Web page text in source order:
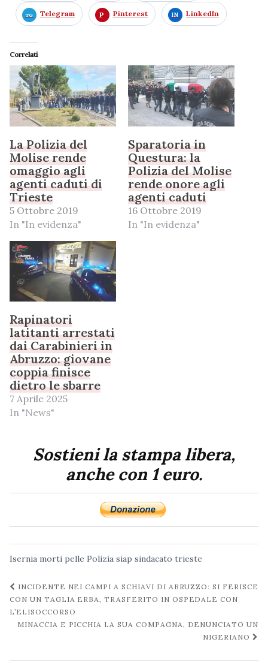
Telegram Pinterest LinkedIn
Correlati
La Polizia del
Molise rende
omaggio agli
agenti caduti di
Trieste
5 Ottobre 2019
In "In evidenza"
Sparatoria in
Questura: la
Polizia del Molise
rende onore agli
agenti caduti
16 Ottobre 2019
In "In evidenza"
Rapinatori
latitanti arrestati
dai Carabinieri in
Abruzzo: giovane
coppia finisce
dietro le sbarre
7 Aprile 2025
In "News"
Sostieni la stampa libera,
anche con 1 euro.
Isernia morti pelle Polizia siap sindacato trieste
Navigazione
post
INCIDENTE NEI CAMPI A SCHIAVI DI ABRUZZO: SI FERISCE
CON UN TAGLIA ERBA, TRASFERITO IN OSPEDALE CON
L’ELISOCCORSO
MINACCIA E PICCHIA LA SUA COMPAGNA, DENUNCIATO UN
NIGERIANO